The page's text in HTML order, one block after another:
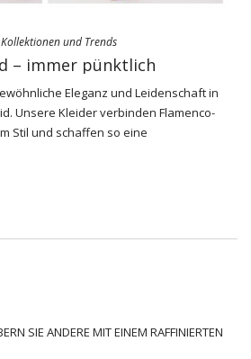
und Trends
– immer pünktlich
Eleganz und Leidenschaft in
Unsere Kleiderverbinden Flamenco-
Stil und schaffen so eine
Mustern, die Energie Spaniens
Damenbekleidung
SIE ANDERE MIT EINEM RAFFINIERTEN